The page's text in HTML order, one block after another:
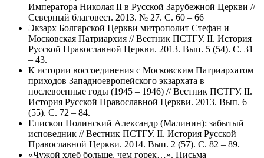
Императора Николая II в Русской Зарубежной Церкви //
Северный благовест. 2013. № 27. С. 60 – 66
Экзарх Болгарской Церкви митрополит Стефан и
Московская Патриархия // Вестник ПСТГУ. II. История
Русской Православной Церкви. 2013. Вып. 5 (54). С. 31
– 43.
К истории воссоединения с Московским Патриархатом
приходов Западноевропейского экзархата в
послевоенные годы (1945 – 1946) // Вестник ПСТГУ. II.
История Русской Православной Церкви. 2013. Вып. 6
(55). С. 72 – 84.
Епископ Нолинский Александр (Малинин): забытый
исповедник // Вестник ПСТГУ. II. История Русской
Православной Церкви. 2014. Вып. 2 (57). С. 82 – 89.
«Чужой хлеб больше, чем горек…». Письма